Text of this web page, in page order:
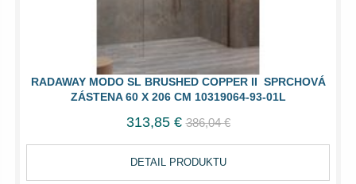
RADAWAY MODO SL BRUSHED COPPER II SPRCHOVÁ
ZÁSTENA 60 X 206 CM 10319064-93-01L
313,85 € 386,04 €
DETAIL PRODUKTU